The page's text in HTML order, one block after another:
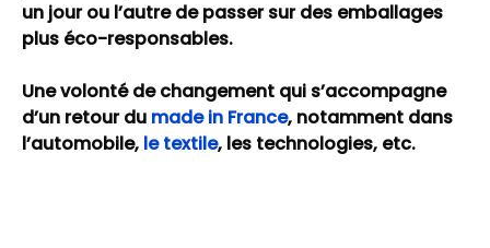
un jour ou l’autre de passer sur des emballages
plus éco-responsables.
Une volonté de changement qui s’accompagne
d’un retour du made in France, notamment dans
l’automobile, le textile, les technologies, etc.